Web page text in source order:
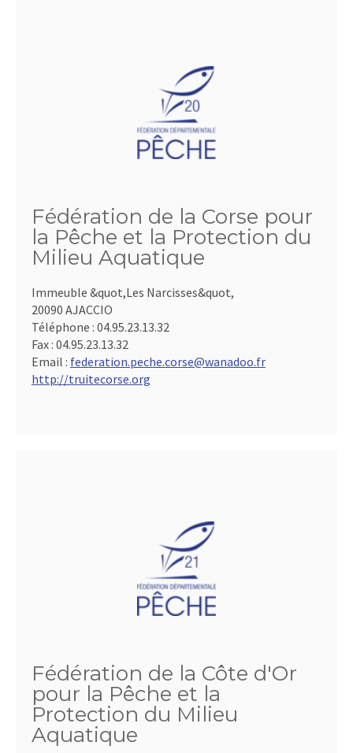
Fédération de la Corse pour
la Pêche et la Protection du
Milieu Aquatique
Immeuble &quot,Les Narcisses&quot,
20090 AJACCIO
Téléphone : 04.95.23.13.32
Fax : 04.95.23.13.32
Email : federation.peche.corse@wanadoo.fr
http://truitecorse.org
Fédération de la Côte d'Or
pour la Pêche et la
Protection du Milieu
Aquatique